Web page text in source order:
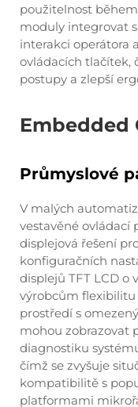
použitelnost
moduly integrovat
interakci operátora
ovládacích tlačítek,
postupy a zlepší
Embedded
Průmyslové
V malých
vestavěné ovládací
displejová řešení
konfiguračních
displejů TFT LCD o
výrobcům flexibilitu
prostředí s
mohou zobrazovat
diagnostiku
čímž se zvyšuje
kompatibilitě s
platformami